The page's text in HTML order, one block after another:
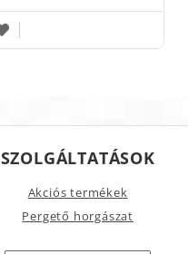
SZOLGÁLTATÁSOK
Akciós termékek
Pergető horgászat